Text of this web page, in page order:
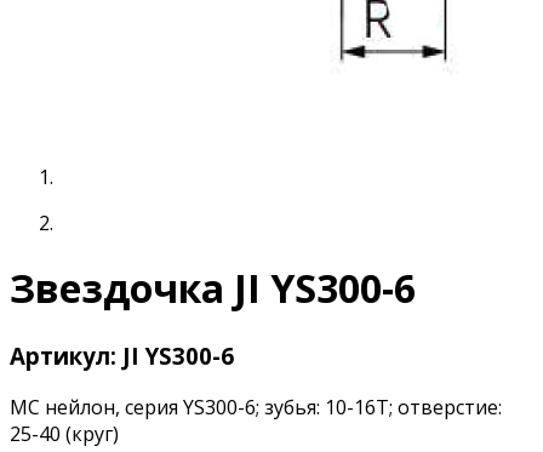
Звездочка JI YS300-6
Артикул: JI YS300-6
MC нейлон, серия YS300-6; зубья: 10-16T; отверстие:
25-40 (круг)